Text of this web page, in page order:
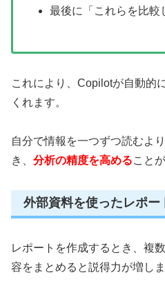
最後に「これらを比較
これにより、Copilotが自動的
くれます。
自分で情報を一つずつ読むより
き、 分析の精度を高めること
外部資料を使ったレポー
レポートを作成するとき、複
容をまとめると説得力が増しま